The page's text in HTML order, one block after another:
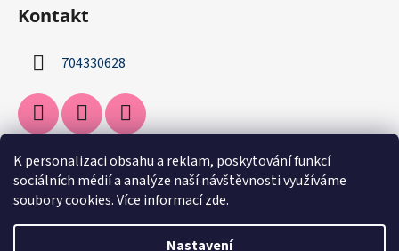
K personalizaci obsahu a reklam, poskytování funkcí
sociálních médií a analýze naší návštěvnosti využíváme
soubory cookies. Více informacízde.
Nastavení
Kontakt
704330628
Facebook